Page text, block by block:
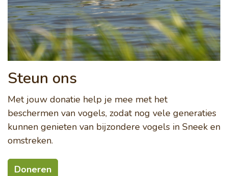
Steun ons
Met jouw donatie help je mee met het
beschermen van vogels, zodat nog vele generaties
kunnen genieten van bijzondere vogels in Sneek en
omstreken.
Doneren